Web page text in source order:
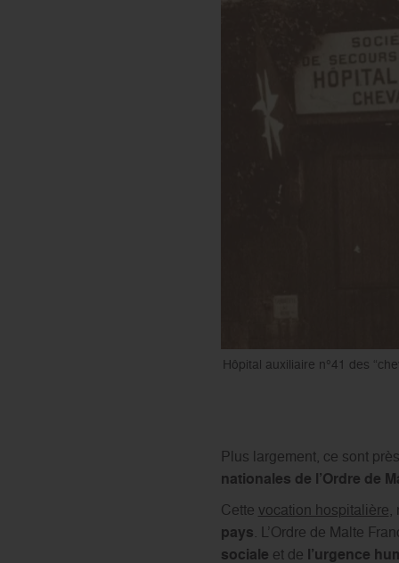
Hôpital auxiliaire n°41 des
Plus largement, ce sont
nationales de l’Ordre de
Cette vocation hospitalière,
pays. L’Ordre de Malte
sociale et de l’urgence